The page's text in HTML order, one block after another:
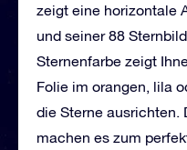
zeigt eine horizontale
und seiner 88
Sternenfarbe zeigt
Folie im orangen, lila
die Sterne ausrichten.
machen es zum